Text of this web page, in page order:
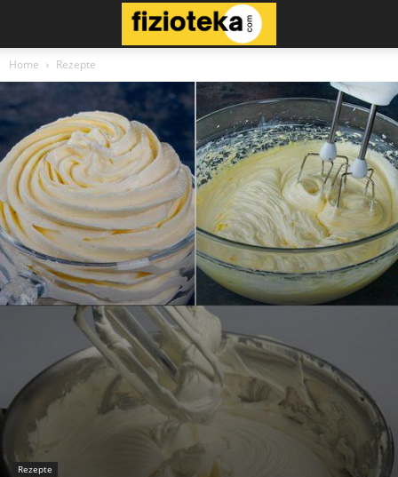
Home Rezepte
Rezepte